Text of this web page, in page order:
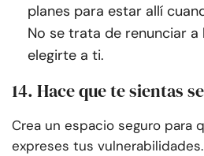
planes para estar allí
No se trata de renunciar
elegirte a ti.
14. Hace que te sientas
Crea un espacio seguro para
expreses tus